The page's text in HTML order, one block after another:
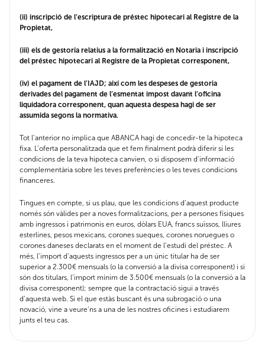
(ii) inscripció de l’escriptura de préstec hipotecari al Registre de la
Propietat,
(iii) els de gestoria relatius a la formalització en Notaria i inscripció
del préstec hipotecari al Registre de la Propietat corresponent,
(iv) el pagament de l’IAJD; així com les despeses de gestoria
derivades del pagament de l’esmentat impost davant l’oficina
liquidadora corresponent, quan aquesta despesa hagi de ser
assumida segons la normativa.
Tot l’anterior no implica que ABANCA hagi de concedir-te la hipoteca
fixa. L’oferta personalitzada que et fem finalment podrà diferir si les
condicions de la teva hipoteca canvien, o si disposem d’informació
complementària sobre les teves preferències o les teves condicions
financeres.
Tingues en compte, si us plau, que les condicions d’aquest producte
només són vàlides per a noves formalitzacions, per a persones físiques
amb ingressos i patrimonis en euros, dòlars EUA, francs suïssos, lliures
esterlines, pesos mexicans, corones sueques, corones noruegues o
corones daneses declarats en el moment de l’estudi del préstec. A
més, l’import d’aquests ingressos per a un únic titular ha de ser
superior a 2.300€ mensuals (o la conversió a la divisa corresponent) i si
són dos titulars, l’import mínim de 3.500€ mensuals (o la conversió a la
divisa corresponent); sempre que la contractació sigui a través
d’aquesta web. Si el que estàs buscant és una subrogació o una
novació, vine a veure’ns a una de les nostres oficines i estudiarem
junts el teu cas.